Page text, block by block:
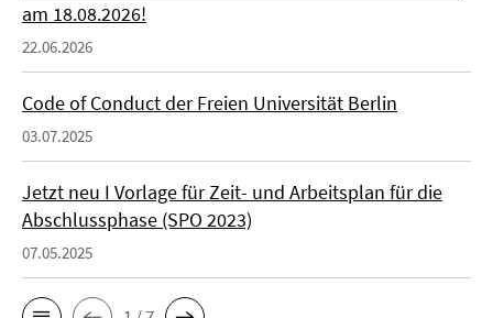
am 18.08.2026!
22.06.2026
Code of Conduct der Freien Universität Berlin
03.07.2025
Jetzt neu I Vorlage für Zeit- und Arbeitsplan für die
Abschlussphase (SPO 2023)
07.05.2025